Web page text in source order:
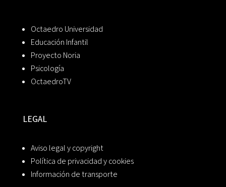
Octaedro Universidad
Educación Infantil
Proyecto Noria
Psicología
OctaedroTV
LEGAL
Aviso legal y copyright
Política de privacidad y cookies
Información de transporte